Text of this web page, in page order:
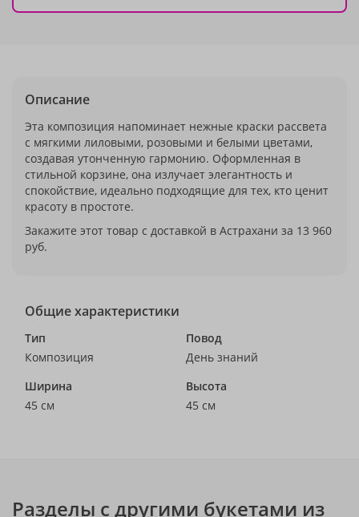
Описание
Эта композиция напоминает нежные краски рассвета
с мягкими лиловыми, розовыми и белыми цветами,
создавая утонченную гармонию. Оформленная в
стильной корзине, она излучает элегантность и
спокойствие, идеально подходящие для тех, кто ценит
красоту в простоте.
Закажите этот товар с доставкой в Астрахани за 13 960
руб.
Общие характеристики
Тип
Композиция
Повод
День знаний
Ширина
45 см
Высота
45 см
Разделы с другими букетами из